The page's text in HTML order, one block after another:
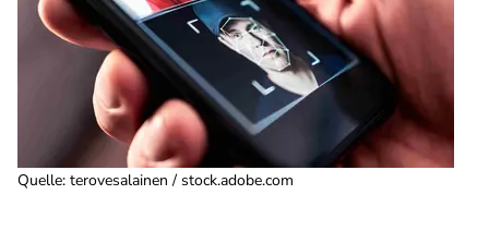
Quelle: terovesalainen / stock.adobe.com